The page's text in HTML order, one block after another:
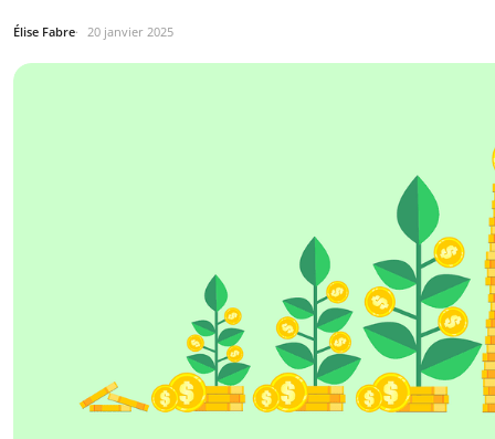
Élise Fabre 20 janvier 2025